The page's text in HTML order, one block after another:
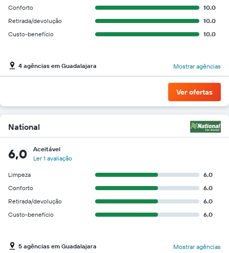
Conforto
10.0
Retirada/devolução
10.0
Custo-benefício
10.0
4 agências em Guadalajara Mostrar agências
Ver ofertas
National
6,0
Aceitável
Ler 1 avaliação
Limpeza
6.0
Conforto
6.0
Retirada/devolução
6.0
Custo-benefício
6.0
5 agências em Guadalajara Mostrar agências